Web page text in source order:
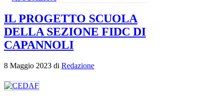
IL PROGETTO SCUOLA
DELLA SEZIONE FIDC DI
CAPANNOLI
8 Maggio 2023 di Redazione